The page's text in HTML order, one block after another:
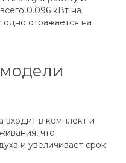
0.096 кВт на
отражается на
входит в комплект и
что
и увеличивает срок